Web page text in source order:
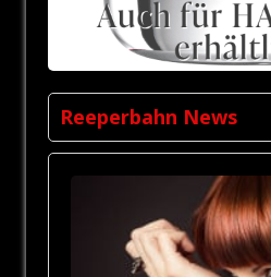
Reeperbahn News